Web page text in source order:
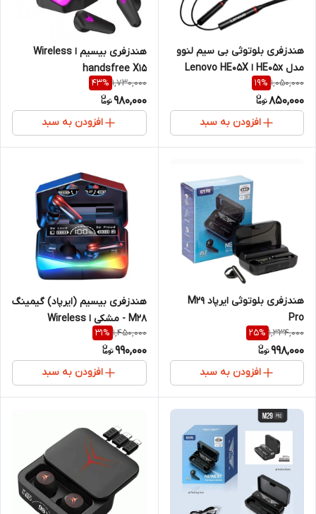
هندزفری بلوتوثی بی سیم لنوو
مدل HE05x ا Lenovo HE05X
Wireless Headset
1,050,000
19%
850,000
افزودن به سبد
هندزفری بیسیم ا Wireless
handsfree X15
1,730,000
43%
980,000
افزودن به سبد
هندزفری بلوتوثی ایرپاد M29
Pro
1,334,000
25%
998,000
افزودن به سبد
هندزفری بیسیم (ایرپاد) گیمینگ
M28 - مشکی ا Wireless
handsfree game M28
1,450,000
31%
990,000
افزودن به سبد